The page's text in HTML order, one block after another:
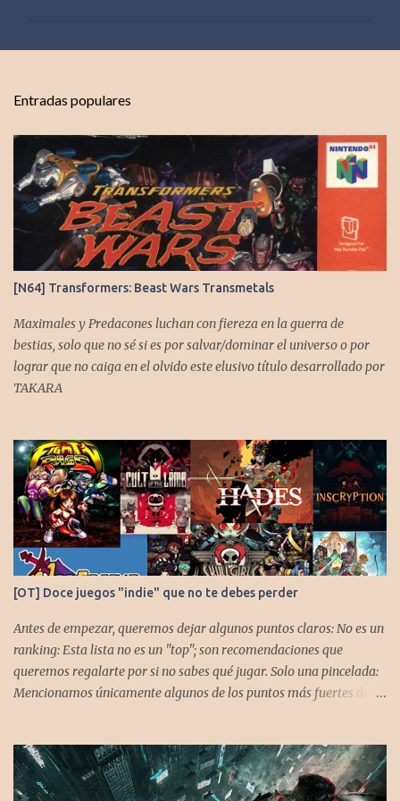
t
r
i
o
s
Entradas populares
[N64] Transformers: Beast Wars Transmetals
Maximales y Predacones luchan con fiereza en la guerra de
bestias, solo que no sé si es por salvar/dominar el universo o por
lograr que no caiga en el olvido este elusivo título desarrollado por
TAKARA
[OT] Doce juegos "indie" que no te debes perder
Antes de empezar, queremos dejar algunos puntos claros: No es un
ranking: Esta lista no es un "top"; son recomendaciones que
queremos regalarte por si no sabes qué jugar. Solo una pincelada:
Mencionamos únicamente algunos de los puntos más fuertes de
asegurar que, al menos uno, se adapte a tus gustos. Si te gusta este
tipo de contenido, háznoslo saber para crear nuevas entradas con